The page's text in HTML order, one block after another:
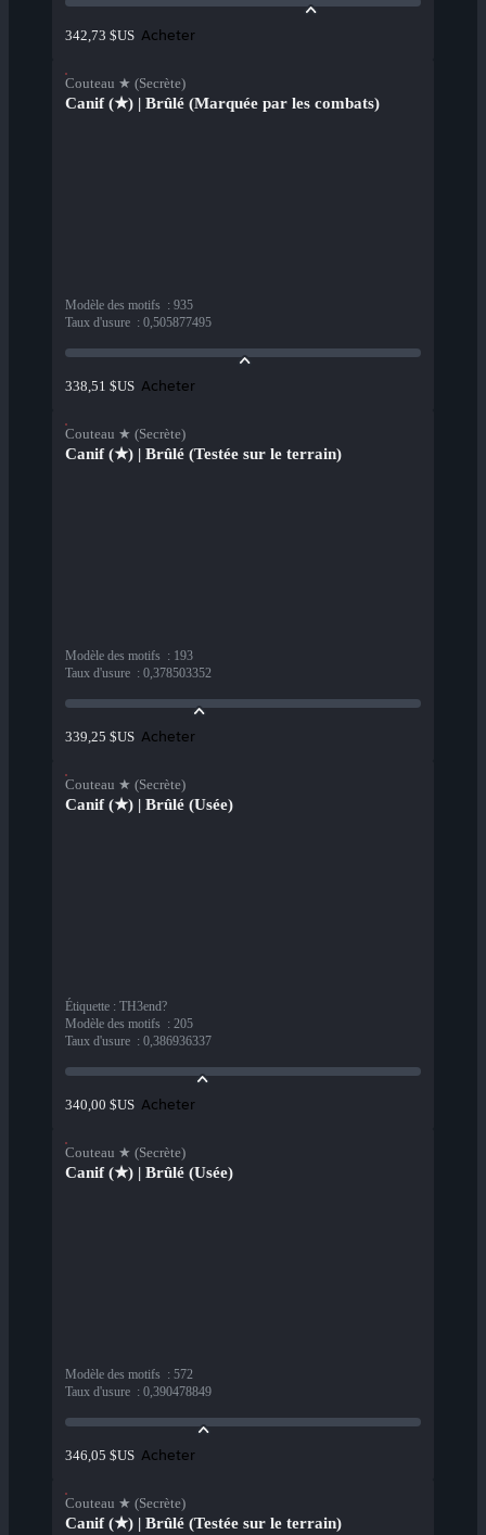
342,73 $US Acheter
Couteau ★ (Secrète)
Canif (★) | Brûlé (Marquée par les combats)
Modèle des motifs : 935
Taux d'usure : 0,505877495
338,51 $US Acheter
Couteau ★ (Secrète)
Canif (★) | Brûlé (Testée sur le terrain)
Modèle des motifs : 193
Taux d'usure : 0,378503352
339,25 $US Acheter
Couteau ★ (Secrète)
Canif (★) | Brûlé (Usée)
Étiquette : TH3end?
Modèle des motifs : 205
Taux d'usure : 0,386936337
340,00 $US Acheter
Couteau ★ (Secrète)
Canif (★) | Brûlé (Usée)
Modèle des motifs : 572
Taux d'usure : 0,390478849
346,05 $US Acheter
Couteau ★ (Secrète)
Canif (★) | Brûlé (Testée sur le terrain)